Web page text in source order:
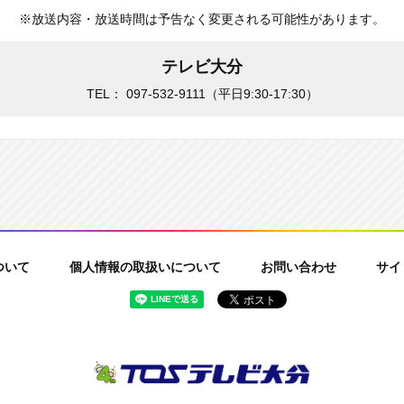
※放送内容・放送時間は予告なく変更される可能性があります。
テレビ大分
TEL： 097-532-9111 （平日9:30-17:30）
いて 個人情報の取扱いについて お問い合わせ サイ